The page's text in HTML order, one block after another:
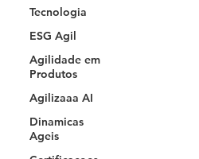
Tecnologia
ESG Agil
Agilidade em
Produtos
Agilizaaa AI
Dinamicas
Ageis